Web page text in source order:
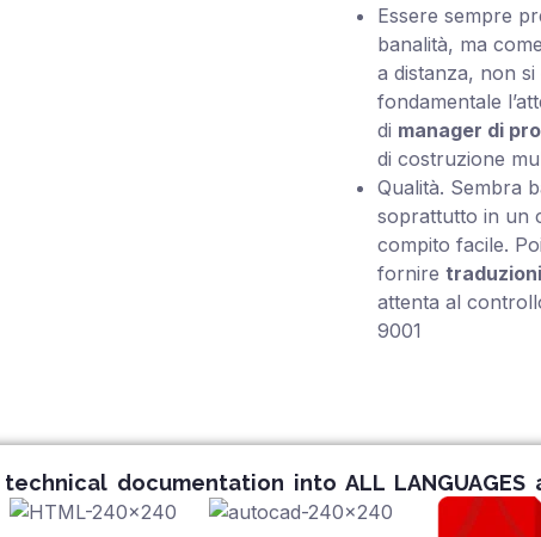
Essere sempre
banalità, ma
a distanza, non
fondamentale
di manager di
di costruzione
Qualità. Sembra
soprattutto in un
compito facile.
fornire
attenta al
9001
documentation into ALL